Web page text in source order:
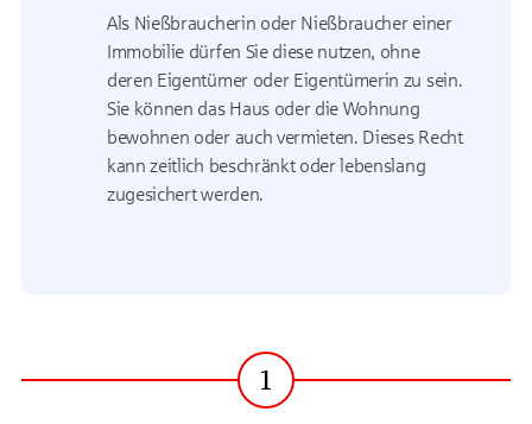
Als Nießbraucherin oder Nießbraucher einer
Immobilie dürfen Sie diese nutzen, ohne
deren Eigentümer oder Eigentümerin zu sein.
Sie können das Haus oder die Wohnung
bewohnen oder auch vermieten. Dieses Recht
kann zeitlich beschränkt oder lebenslang
zugesichert werden.
Schritt
1